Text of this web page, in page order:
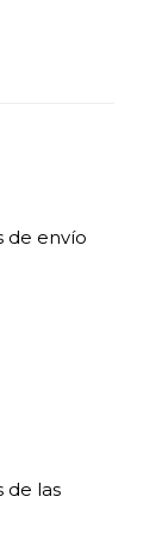
de envío
de las